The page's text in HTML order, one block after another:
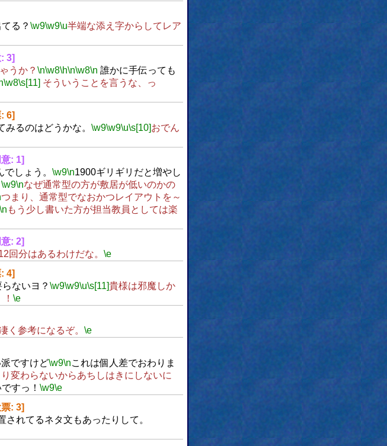
る？ \w9\w9\u半端な添え字からしてレア
3]
うか？ \n\w8\h\n\w8\n 誰かに手伝っても
\w8\s[11] そういうことを言うな、っ
6]
るのはどうかな。 \w9\w9\u\s[10]おでん
意: 1]
しょう。 \w9\n1900ギリギリだと増やし
\w9\nなぜ通常型の方が敷居が低いのかの
つまり、通常型でなおかつレイアウトを～
もう少し書いた方が担当教員としては楽
意: 2]
回分はあるわけだな。 \e
4]
ないヨ？ \w9\w9\u\s[11]貴様は邪魔しか
\e
く参考になるぞ。 \e
ですけど\w9\nこれは個人差でおわりま
変わらないからあちしはきにしないに
すっ！ \w9\e
票: 3]
されてるネタ文もあったりして。